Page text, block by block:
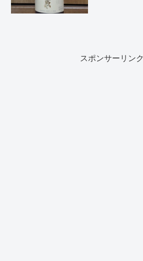
スポンサーリンク